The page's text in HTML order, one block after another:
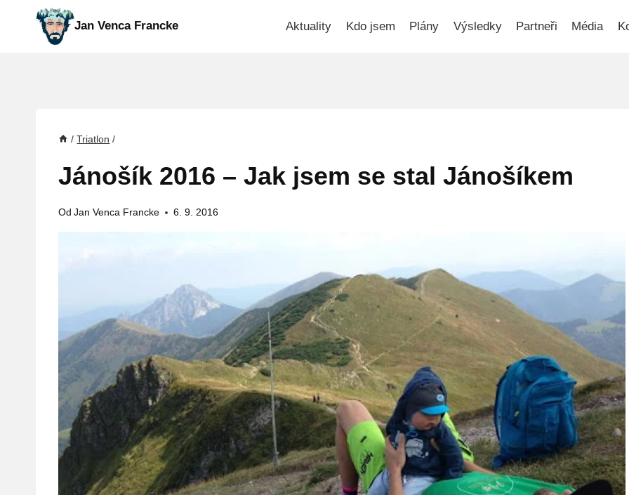
Přeskočit
Jan Venca Francke Aktuality Kdo jsem Plány Výsledky Partneři Média
/ Triatlon /
Jánošík 2016 – Jak jsem se stal Jánošíkem
Od Jan Venca Francke 6. 9. 2016